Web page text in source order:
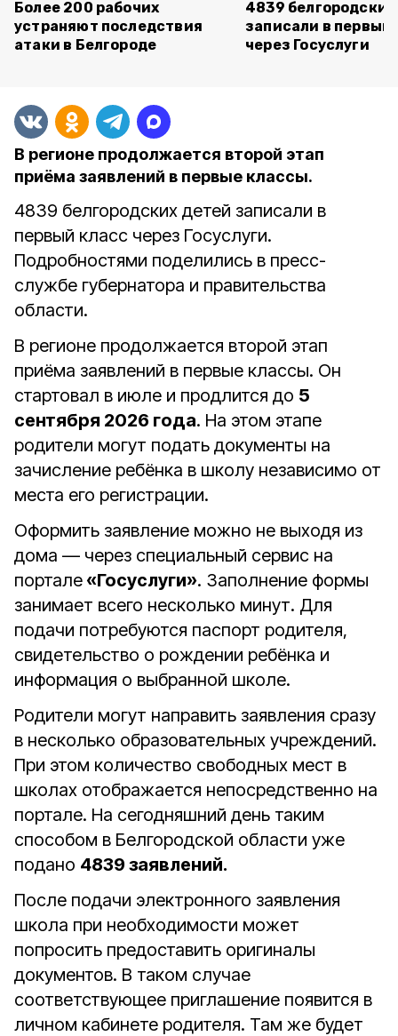
Более 200 рабочих
устраняют последствия
атаки в Белгороде
4839
записали в первый
через Госуслуги
В регионе продолжается второй этап
приёма заявлений в первые классы.
4839 белгородских детей записали в
первый класс через Госуслуги.
Подробностями поделились в пресс-
службе губернатора и правительства
области.
В регионе продолжается второй этап
приёма заявлений в первые классы. Он
стартовал в июле и продлится до 5
сентября 2026 года. На этом этапе
родители могут подать документы на
зачисление ребёнка в школу независимо от
места его регистрации.
Оформить заявление можно не выходя из
дома — через специальный сервис на
портале «Госуслуги». Заполнение формы
занимает всего несколько минут. Для
подачи потребуются паспорт родителя,
свидетельство о рождении ребёнка и
информация о выбранной школе.
Родители могут направить заявления сразу
в несколько образовательных учреждений.
При этом количество свободных мест в
школах отображается непосредственно на
портале. На сегодняшний день таким
способом в Белгородской области уже
подано 4839 заявлений.
После подачи электронного заявления
школа при необходимости может
попросить предоставить оригиналы
документов. В таком случае
соответствующее приглашение появится в
личном кабинете родителя. Там же будет